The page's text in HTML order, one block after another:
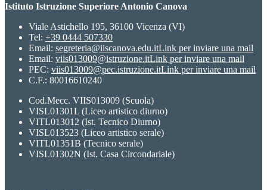
Istituto Istruzione Superiore Antonio Canova
Viale Astichello 195, 36100 Vicenza (VI)
Tel: +39 0444 507330
Email: segreteria@iiscanova.edu.itLink per inviare una mail
Email: viis013009@istruzione.itLink per inviare una mail
PEC: viis013009@pec.istruzione.itLink per inviare una mail
C.F.: 80016610240
Cod.Mecc. VIIS013009 (Scuola)
VISL01301L (Liceo artistico diurno)
VITL013012 (Ist. Tecnico Diurno)
VISL013523 (Liceo artistico serale)
VITL01351B (Tecnico serale)
VISL01302N (Ist. Casa Circondariale)